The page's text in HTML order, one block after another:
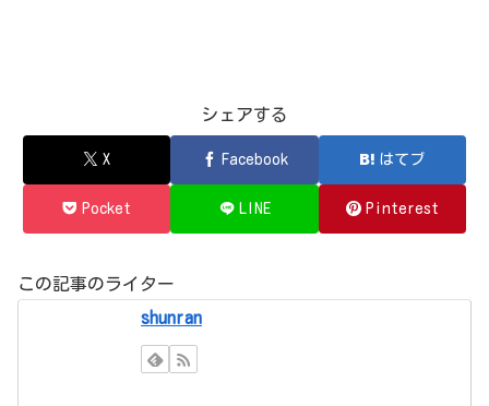
シェアする
X Facebook はてブ
Pocket LINE Pinterest
この記事のライター
shunran